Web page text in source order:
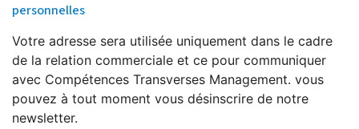
personnelles
Votre adresse sera utilisée uniquement dans le cadre
de la relation commerciale et ce pour communiquer
avec Compétences Transverses Management. vous
pouvez à tout moment vous désinscrire de notre
newsletter.